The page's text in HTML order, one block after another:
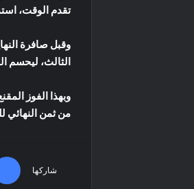
تقدم الوقت،
وقبل صافرة
الثالث، ليحسم
وبهذا الفوز
من ثمن النهائي
شاركها